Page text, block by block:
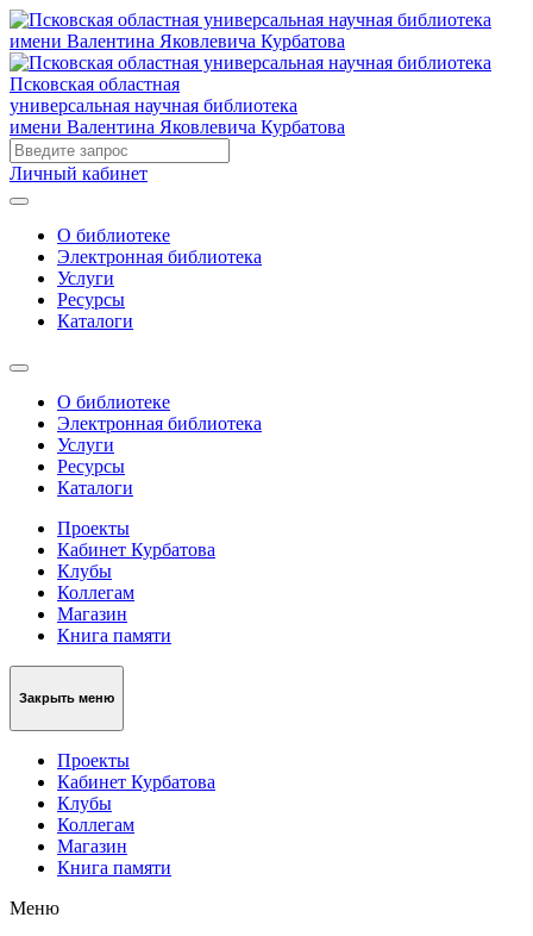
Псковская областная
универсальная научная библиотека
имени Валентина Яковлевича Курбатова
Личный кабинет
О библиотеке
Электронная библиотека
Услуги
Ресурсы
Каталоги
О библиотеке
Электронная библиотека
Услуги
Ресурсы
Каталоги
Проекты
Кабинет Курбатова
Клубы
Коллегам
Магазин
Книга памяти
Закрыть меню
Проекты
Кабинет Курбатова
Клубы
Коллегам
Магазин
Книга памяти
Меню